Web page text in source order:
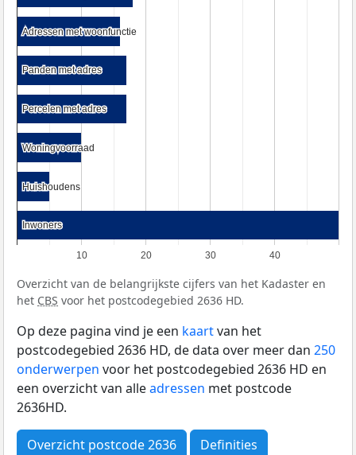
10 20 30 40
Adressen met woonfunctie
Adressen met woonfunctie
Panden met adres
Panden met adres
Percelen met adres
Percelen met adres
Woningvoorraad
Woningvoorraad
Huishoudens
Huishoudens
Inwoners
Inwoners
Overzicht van de belangrijkste cijfers van het Kadaster en
het CBS voor het postcodegebied 2636 HD.
Op deze pagina vind je een kaartvan het
postcodegebied 2636 HD, de data over meer dan 250
onderwerpen voor het postcodegebied 2636 HD en
een overzicht van alleadressen met postcode
2636HD.
Overzicht postcode 2636 Definities